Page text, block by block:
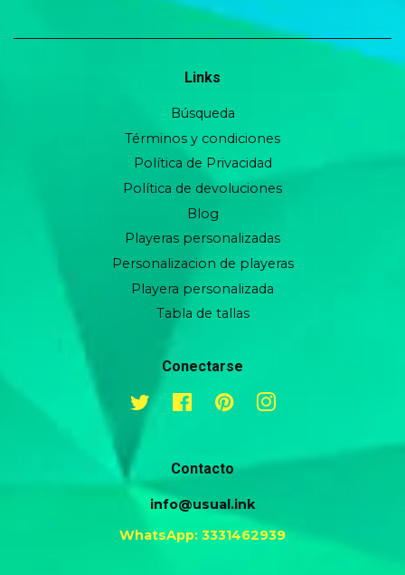
Links
Búsqueda
Términos y condiciones
Política de Privacidad
Política de devoluciones
Blog
Playeras personalizadas
Personalizacion de playeras
Playera personalizada
Tabla de tallas
Conectarse
Twitter FacebookPinterestInstagram
Contacto
info@usual.ink
WhatsApp: 3331462939